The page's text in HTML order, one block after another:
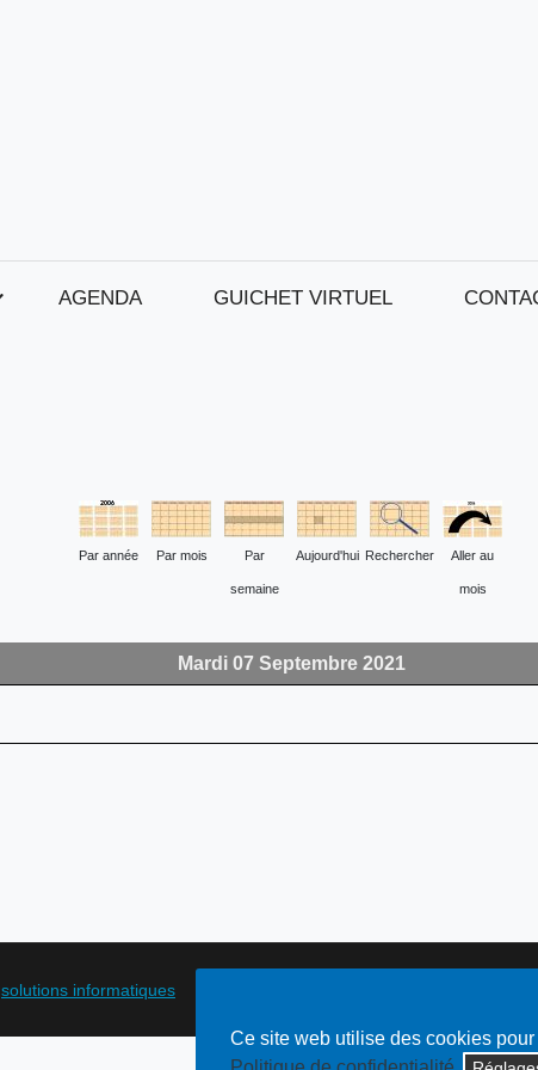
Ce site web utilise des cookies
AGENDA GUICHET VIRTUEL
Par année Par mois Par
semaine
Aujourd'hui Rechercher Aller au
mois
Mardi 07 Septembre 2021
solutions informatiques